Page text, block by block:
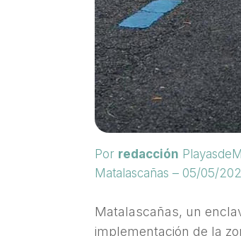
Por redacción
Matalascañas – 05/05/
Matalascañas, un
implementación de la